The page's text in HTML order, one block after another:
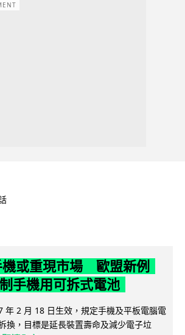
機或重現市場 歐盟新例
手機用可拆式電池
年 2 月 18 日生效，規定手機及平板電腦電
換，目標是延長裝置壽命及減少電子垃